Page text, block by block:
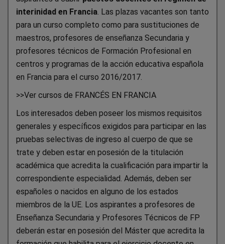
interinidad en Francia . Las plazas vacantes son tanto
para un curso completo como para sustituciones de
maestros, profesores de enseñanza Secundaria y
profesores técnicos de Formación Profesional en
centros y programas de la acción educativa española
en Francia para el curso 2016/2017.
>>Ver cursos de FRANCÉS EN FRANCIA
Los interesados deben poseer los mismos requisitos
generales y específicos exigidos para participar en las
pruebas selectivas de ingreso al cuerpo de que se
trate y deben estar en posesión de la titulación
académica que acredita la cualificación para impartir la
correspondiente especialidad. Además, deben ser
españoles o nacidos en alguno de los estados
miembros de la UE. Los aspirantes a profesores de
Enseñanza Secundaria y Profesores Técnicos de FP
deberán estar en posesión del Máster que acredita la